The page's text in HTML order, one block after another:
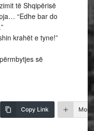
të Shqipërisë
“Edhe bar do
krahët e tyne!”
së
Copy Link More